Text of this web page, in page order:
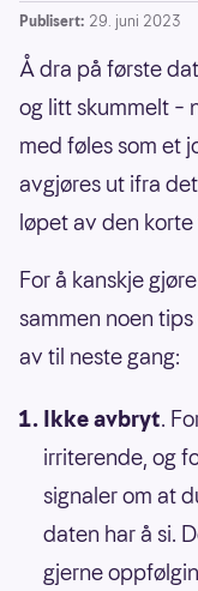
Publisert: 29. juni 2023
Å dra på første
og litt skummelt –
med føles som et
avgjøres ut ifra
løpet av den
For å kanskje
sammen noen
av til neste gang:
Ikke avbryt.
irriterende, og
signaler om at
daten har å si.
gjerne